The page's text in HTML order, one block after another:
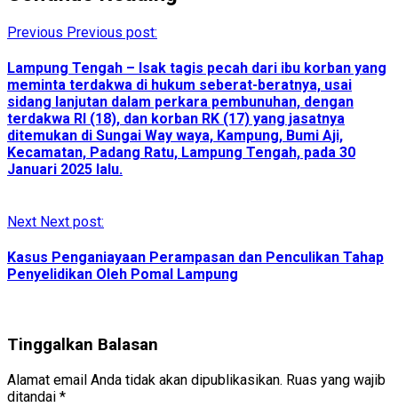
Previous Previous post:
Lampung Tengah – Isak tagis pecah dari ibu korban yang
meminta terdakwa di hukum seberat-beratnya, usai
sidang lanjutan dalam perkara pembunuhan, dengan
terdakwa RI (18), dan korban RK (17) yang jasatnya
ditemukan di Sungai Way waya, Kampung, Bumi Aji,
Kecamatan, Padang Ratu, Lampung Tengah, pada 30
Januari 2025 lalu.
Next Next post:
Kasus Penganiayaan Perampasan dan Penculikan Tahap
Penyelidikan Oleh Pomal Lampung
Tinggalkan Balasan
Alamat email Anda tidak akan dipublikasikan. Ruas yang wajib
ditandai *